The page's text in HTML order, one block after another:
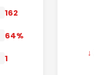
162
64%
1 ↓